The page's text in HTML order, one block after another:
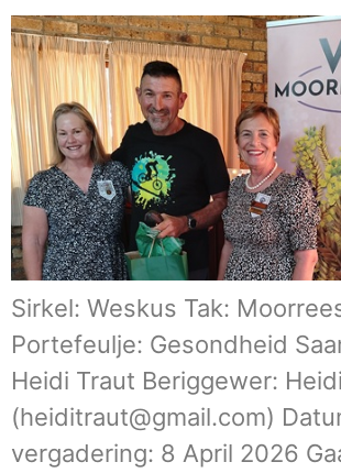
Sirkel: Weskus Tak:
Portefeulje: Gesondheid
Heidi Traut Beriggewer:
(heiditraut@gmail.com)
vergadering: 8 April 2026